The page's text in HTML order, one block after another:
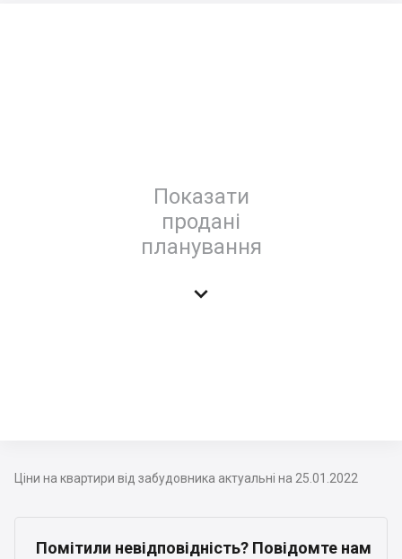
Показати
продані
планування

Ціни на квартири від забудовника актуальні на 25.01.2022
Помітили невідповідність? Повідомте нам